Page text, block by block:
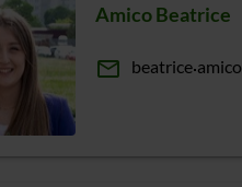
Amico Beatrice
email beatrice amico